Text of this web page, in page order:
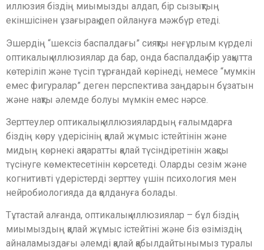
иллюзия біздің миымызды алдап, бір сызықтың
екіншісінен ұзағырақ деп ойлануға мәжбүр етеді.
Эшердің “шексіз баспалдағы” сияқты неғұрлым күрделі
оптикалық иллюзиялар да бар, онда баспалдақ бір уақытта
көтеріліп және түсіп тұрғандай көрінеді, немесе “мумкін
емес фигуралар” деген перспектива заңдарын бұзатын
және нақты әлемде болуы мүмкін емес нәрсе.
Зерттеулер оптикалық иллюзиялардың ғалымдарға
біздің көру үдерісінің қалай жұмыс істейтінін және
мидың көрнекі ақпаратты қалай түсіндіретінін жақсы
түсінуге көмектесетінін көрсетеді. Оларды сезім және
когнитивті үдерістерді зерттеу үшін психология мен
нейробиологияда да қолдануға болады.
Тұтастай алғанда, оптикалық иллюзиялар – бұл біздің
миымыздың қалай жұмыс істейтіні және біз өзіміздің
айналамыздағы әлемді қалай қабылдайтынымыз туралы